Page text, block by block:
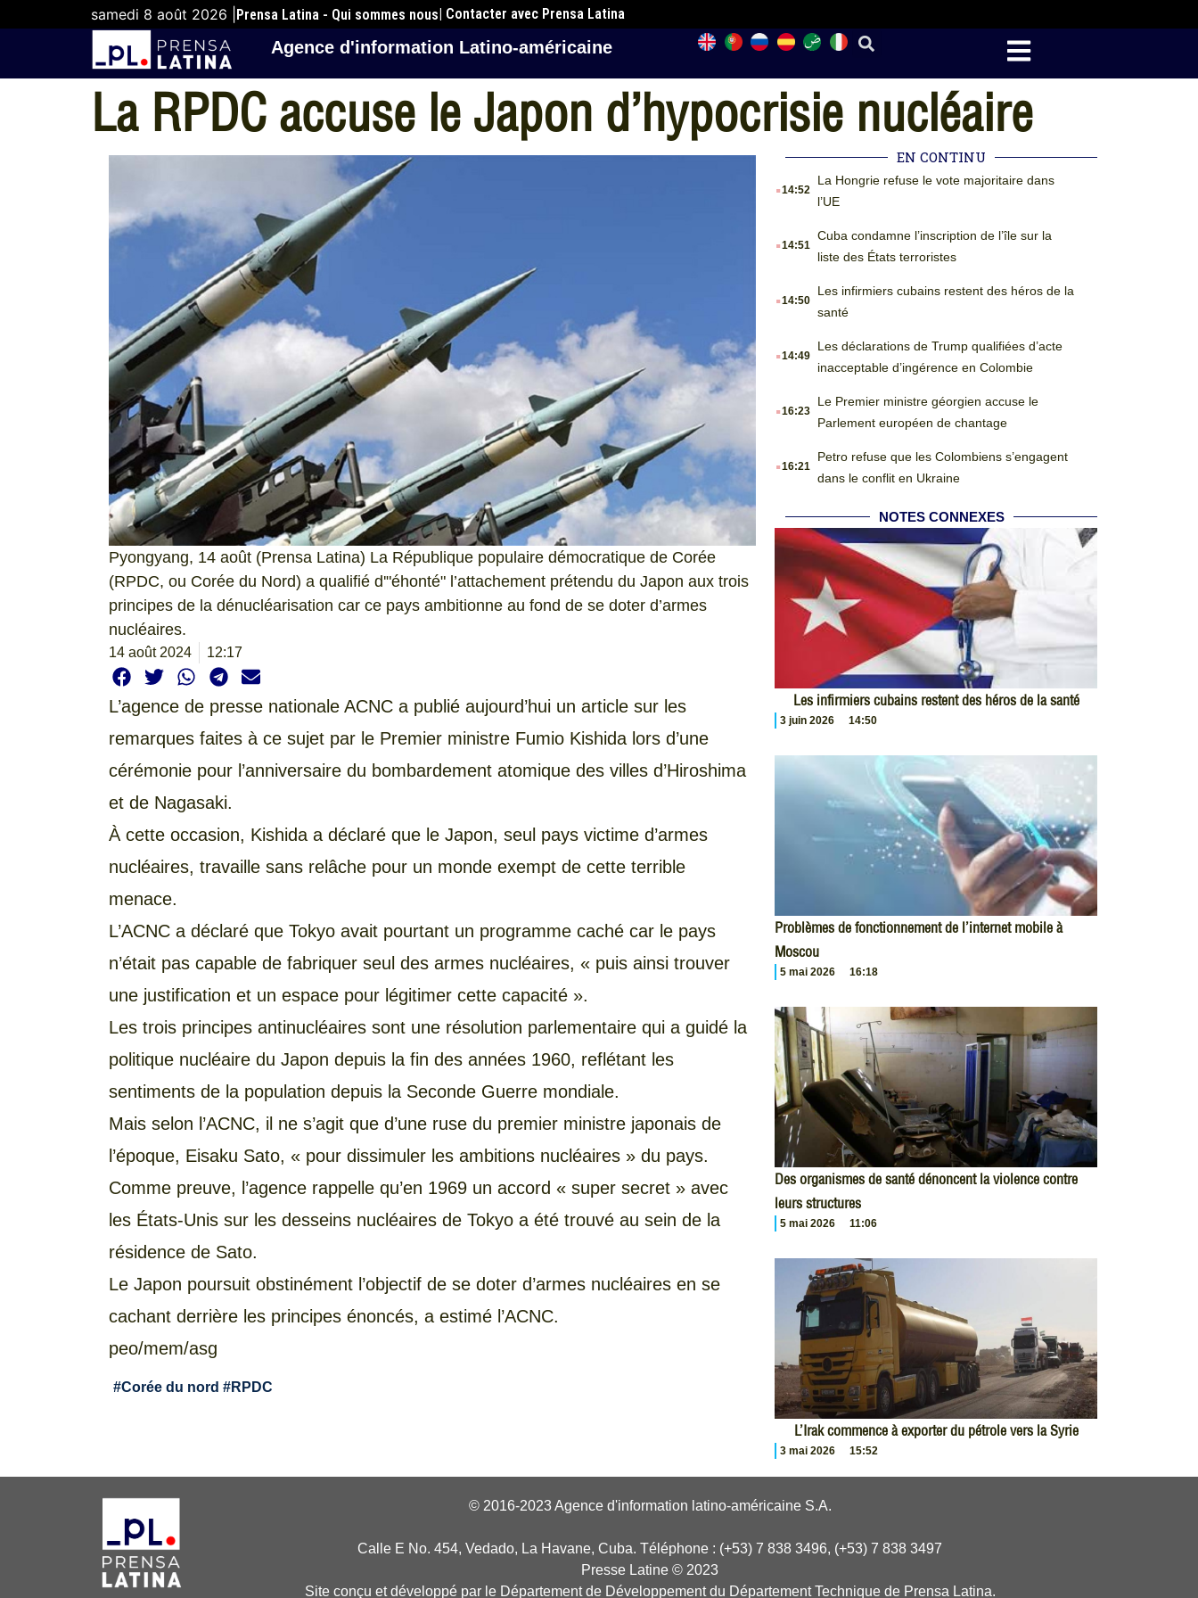
samedi 8 août 2026 | Prensa Latina - Qui sommes nous| Contacter avec Prensa Latina
Agence d'information Latino-américaine
La RPDC accuse le Japon d’hypocrisie nucléaire
Pyongyang, 14 août (Prensa Latina) La République populaire démocratique de Corée
(RPDC, ou Corée du Nord) a qualifié d'"éhonté" l’attachement prétendu du Japon aux trois
principes de la dénucléarisation car ce pays ambitionne au fond de se doter d’armes
nucléaires.
14 août 2024 12:17
L’agence de presse nationale ACNC a publié aujourd’hui un article sur les
remarques faites à ce sujet par le Premier ministre Fumio Kishida lors d’une
cérémonie pour l’anniversaire du bombardement atomique des villes d’Hiroshima
et de Nagasaki.
À cette occasion, Kishida a déclaré que le Japon, seul pays victime d’armes
nucléaires, travaille sans relâche pour un monde exempt de cette terrible
menace.
L’ACNC a déclaré que Tokyo avait pourtant un programme caché car le pays
n’était pas capable de fabriquer seul des armes nucléaires, « puis ainsi trouver
une justification et un espace pour légitimer cette capacité ».
Les trois principes antinucléaires sont une résolution parlementaire qui a guidé la
politique nucléaire du Japon depuis la fin des années 1960, reflétant les
sentiments de la population depuis la Seconde Guerre mondiale.
Mais selon l’ACNC, il ne s’agit que d’une ruse du premier ministre japonais de
l’époque, Eisaku Sato, « pour dissimuler les ambitions nucléaires » du pays.
Comme preuve, l’agence rappelle qu’en 1969 un accord « super secret » avec
les États-Unis sur les desseins nucléaires de Tokyo a été trouvé au sein de la
résidence de Sato.
Le Japon poursuit obstinément l’objectif de se doter d’armes nucléaires en se
cachant derrière les principes énoncés, a estimé l’ACNC.
peo/mem/asg
#Corée du nord #RPDC
EN CONTINU
.14:52
La Hongrie refuse le vote majoritaire dans
l’UE
.14:51
Cuba condamne l’inscription de l’île sur la
liste des États terroristes
.14:50
Les infirmiers cubains restent des héros de la
santé
.14:49
Les déclarations de Trump qualifiées d’acte
inacceptable d’ingérence en Colombie
.16:23
Le Premier ministre géorgien accuse le
Parlement européen de chantage
.16:21
Petro refuse que les Colombiens s’engagent
dans le conflit en Ukraine
NOTES CONNEXES
Les infirmiers cubains restent des héros de la santé
3 juin 2026 14:50
Problèmes de fonctionnement de l’internet mobile à
Moscou
5 mai 2026 16:18
Des organismes de santé dénoncent la violence contre
leurs structures
5 mai 2026 11:06
L’Irak commence à exporter du pétrole vers la Syrie
3 mai 2026 15:52
© 2016-2023 Agence d'information latino-américaine S.A.
Calle E No. 454, Vedado, La Havane, Cuba. Téléphone : (+53) 7 838 3496, (+53) 7 838 3497
Presse Latine © 2023
Site conçu et développé par le Département de Développement du Département Technique de Prensa Latina.